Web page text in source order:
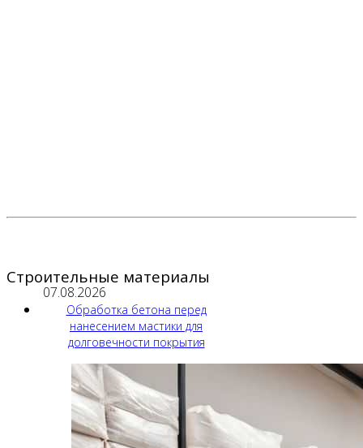
Строительные материалы
07.08.2026
Обработка бетона перед
нанесением мастики для
долговечности покрытия